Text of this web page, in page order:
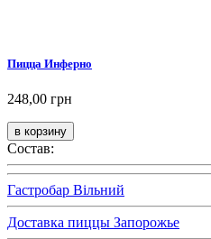
Пицца Инферно
248,00 грн
Состав:
Гастробар Вільний
Доставка пиццы Запорожье